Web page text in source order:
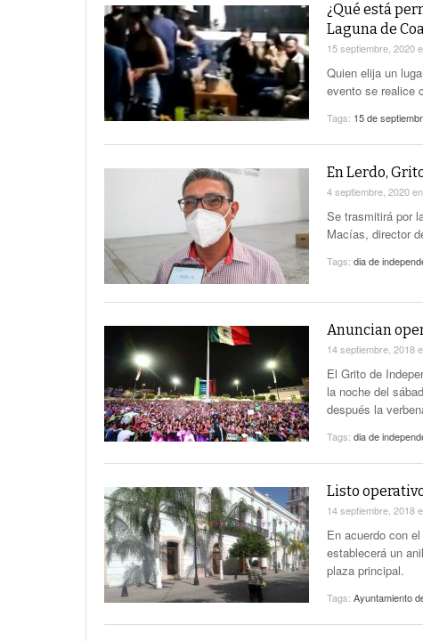
¿Qué está
Laguna de
15 septiembre, 2020
Quien elija un
evento se realice
Tags: 15 de
En Lerdo,
4 septiembre, 2020en
Se trasmitirá por
Macías, director
Tags: dia de
Anuncian
14 septiembre, 2018
El Grito de
la noche del
después la
Tags: dia de
Listo
14 septiembre, 2018
En acuerdo con
establecerá un
plaza principal.
Tags: Ayuntamiento